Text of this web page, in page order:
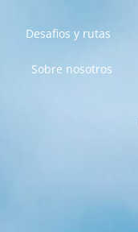
Desafios y rutas
Sobre nosotros